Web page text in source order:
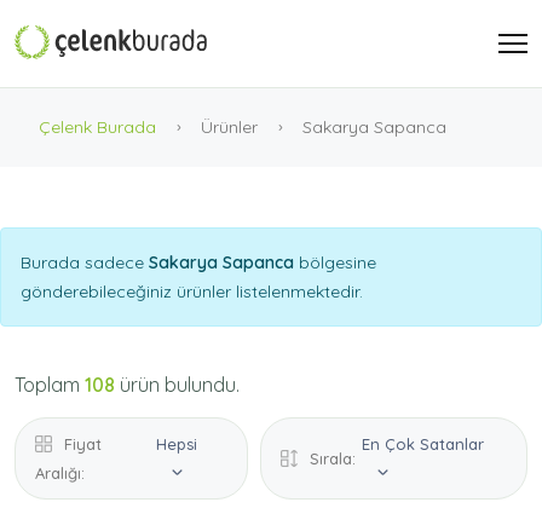
Çelenk Burada Ürünler Sakarya Sapanca
Burada sadece Sakarya Sapanca bölgesine
gönderebileceğiniz ürünler listelenmektedir.
Toplam 108 ürün bulundu.
Fiyat
Aralığı:
Hepsi
Sırala:
En Çok Satanlar